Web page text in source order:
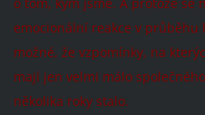
emocionální reakce v
možné, že vzpomínky, na
mají jen velmi málo
několika roky stalo.